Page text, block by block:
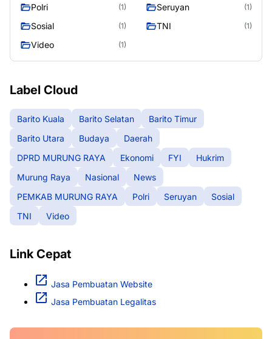
Polri (1) Seruyan (1)
Sosial (1) TNI (1)
Video (1)
Label Cloud
Barito Kuala Barito Selatan
Barito Timur
Barito Utara
Budaya
Daerah
DPRD MURUNG RAYA
Ekonomi FYI
Hukrim
Murung Raya
Nasional
News
PEMKAB MURUNG RAYA
Polri Seruyan
Sosial
TNI
Video
Link Cepat
Jasa Pembuatan Website
Jasa Pembuatan Legalitas